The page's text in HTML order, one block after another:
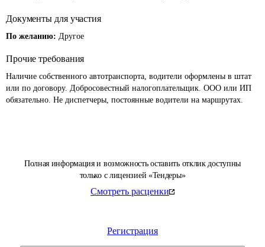
Полная информация и возможность оставить отклик доступны
только с лицензией «Тендеры»
Смотреть расценки
Регистрация
Документы для участия
По желанию: Другое
Прочие требования
Наличие собственного автотранспорта, водители оформлены в штат
или по договору. Добросовестный налогоплательщик. ООО или ИП
обязательно. Не диспетчеры, постоянные водители на маршрутах.